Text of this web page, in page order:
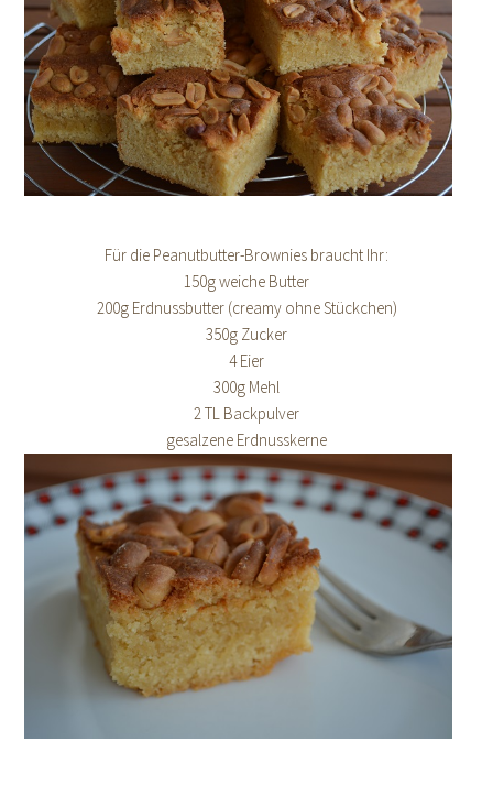
Für die Peanutbutter-Brownies braucht Ihr:
150g weiche Butter
200g Erdnussbutter (creamy ohne Stückchen)
350g Zucker
4 Eier
300g Mehl
2 TL Backpulver
gesalzene Erdnusskerne